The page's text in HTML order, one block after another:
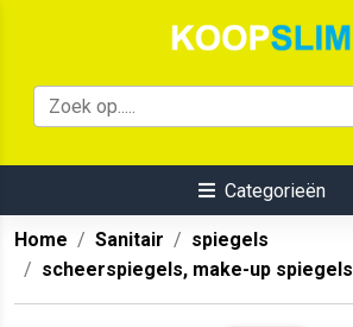
Categorieën
Home Sanitair
spiegels
scheerspiegels, make-up spiegels